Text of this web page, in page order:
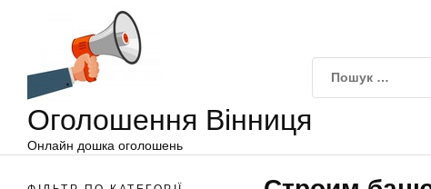
Оголошення Вінниця
Онлайн дошка оголошень